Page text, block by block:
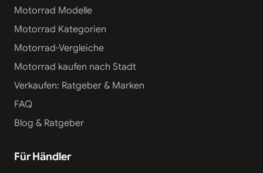
Motorrad Modelle
Motorrad Kategorien
Motorrad-Vergleiche
Motorrad kaufen nach Stadt
Verkaufen: Ratgeber & Marken
FAQ
Blog & Ratgeber
Für Händler